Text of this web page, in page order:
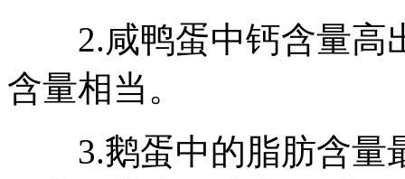
2.咸鸭蛋中钙含量高
含量相当。
3.鹅蛋中的脂肪含量